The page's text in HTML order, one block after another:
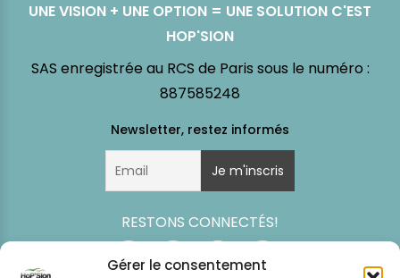
Gérer le consentement
UNE VISION + UNE OPTION = UNE SOLUTION C'EST
HOP'SION
SAS enregistrée au RCS de Paris sous le numéro :
887585248
RESTONS CONNECTÉS!